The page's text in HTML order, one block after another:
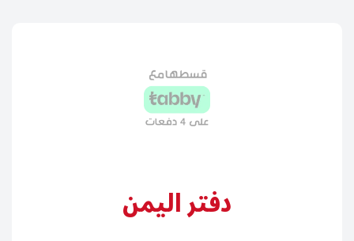
دفتر اليمن